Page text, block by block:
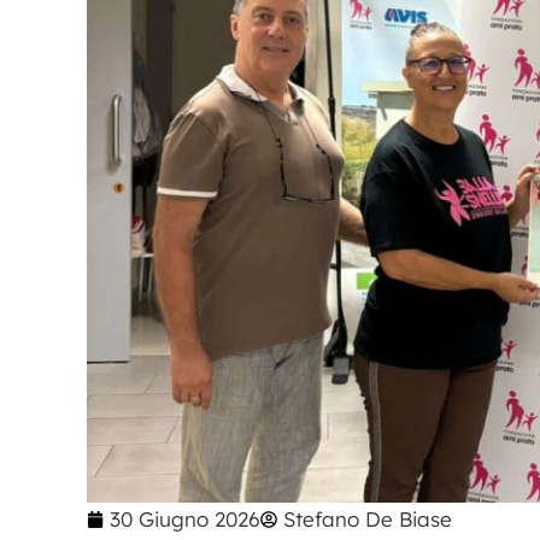
30 Giugno 2026 Stefano De Biase